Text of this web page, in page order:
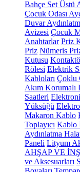
Bahçe Set Üstü
Çocuk Odası
Duvar
Avizesi Çocuk
Anahtarlar Priz
Priz Nümeris
Kutusu
Rölesi Elektrik
Kabloları Çoklu
Akım Korumalı
Saatleri
Yüksüğü
Makaron Kablo
Toplayıcı Kablo
Aydınlatma
Paneli Lityum
AHŞAP VE
ve Aksesuarları